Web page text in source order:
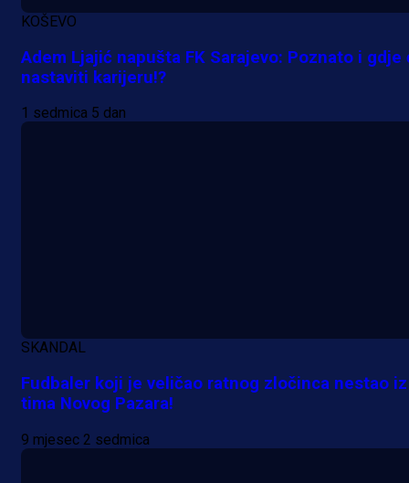
KOŠEVO
Adem Ljajić napušta FK Sarajevo: Poznato i gdje
nastaviti karijeru!?
1 sedmica 5 dan
SKANDAL
Fudbaler koji je veličao ratnog zločinca nestao iz
tima Novog Pazara!
9 mjesec 2 sedmica